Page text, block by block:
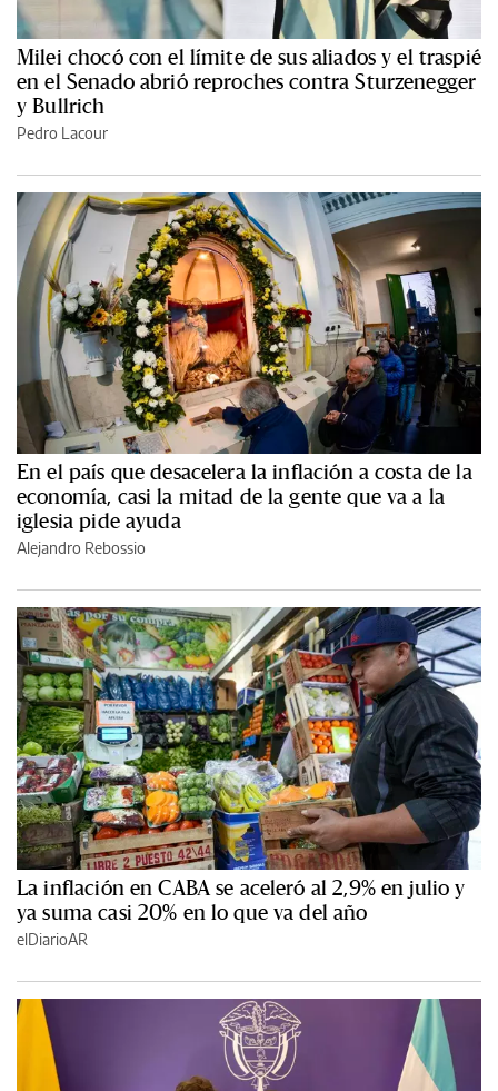
Milei chocó con el límite de sus aliados y el traspié
en el Senado abrió reproches contra Sturzenegger
y Bullrich
Pedro Lacour
En el país que desacelera la inflación a costa de la
economía, casi la mitad de la gente que va a la
iglesia pide ayuda
Alejandro Rebossio
La inflación en CABA se aceleró al 2,9% en julio y
ya suma casi 20% en lo que va del año
elDiarioAR